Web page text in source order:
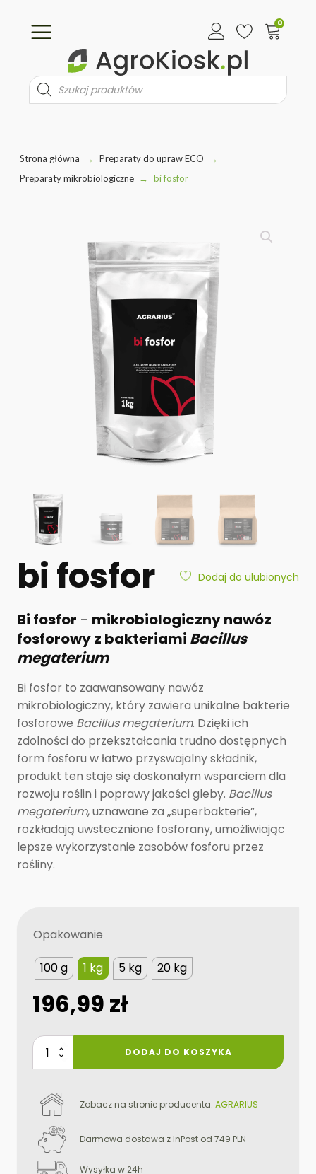
0
Wyszukiwarka
produktów
Strona główna → Preparaty do upraw ECO
→
Preparaty mikrobiologiczne → bi fosfor
bi fosfor Dodaj do ulubionych
Bi fosfor - mikrobiologiczny nawóz
fosforowy z bakteriami Bacillus
megaterium
Bi fosfor to zaawansowany nawóz
mikrobiologiczny, który zawiera unikalne bakterie
fosforowe Bacillus megaterium. Dzięki ich
zdolności do przekształcania trudno dostępnych
form fosforu w łatwo przyswajalny składnik,
produkt ten staje się doskonałym wsparciem dla
rozwoju roślin i poprawy jakości gleby. Bacillus
megaterium, uznawane za „superbakterie”,
rozkładają uwstecznione fosforany, umożliwiając
lepsze wykorzystanie zasobów fosforu przez
rośliny.
Opakowanie
100 g 1 kg 5 kg 20 kg
196,99 zł
ilość
DODAJ DO KOSZYKA
Zobacz na stronie producenta: AGRARIUS
Darmowa dostawa z InPost od 749 PLN
Wysyłka w 24h